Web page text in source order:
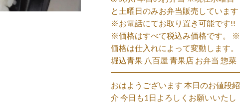
と土曜日のみお弁当販売しています
※お電話にてお取り置き可能です!!
※価格はすべて税込み価格です。 ※
価格は仕入れによって変動します。
堀込青果 八百屋 青果店 お弁当 惣菜
おはようございます 本日のお値段紹
介 今日も1日よろしくお願いいたし